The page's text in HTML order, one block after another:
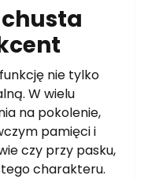
nie tylko
W wielu
na pokolenie,
pamięci i
czy przy pasku,
charakteru.